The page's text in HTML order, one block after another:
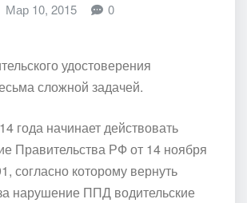
Мар 10, 2015 0
удостоверения
сложной задачей.
года начинает действовать
Правительства РФ от 14 ноября
согласно которому вернуть
нарушение ППД водительские